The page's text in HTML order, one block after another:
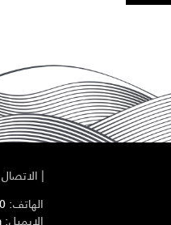
| الاتصال
الهاتف: